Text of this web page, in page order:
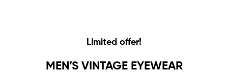
Limited offer!
MEN’S VINTAGE EYEWEAR